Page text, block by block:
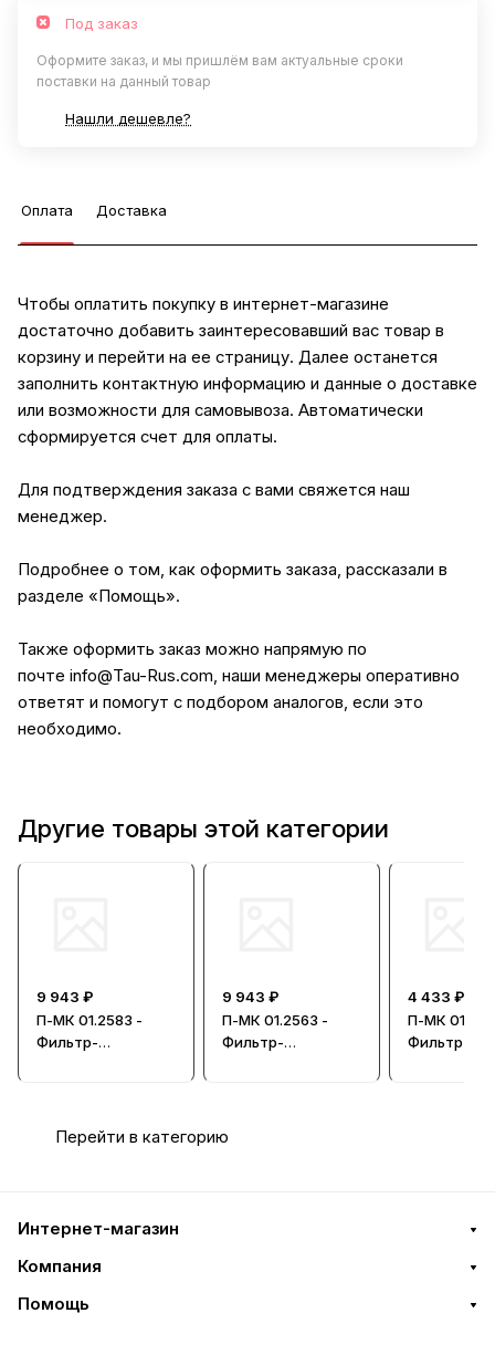
Под заказ
Оформите заказ, и мы пришлём вам актуальные сроки
поставки на данный товар
Нашли дешевле?
Оплата Доставка
Чтобы оплатить покупку в интернет-магазине
достаточно добавить заинтересовавший вас товар в
корзину и перейти на ее страницу. Далее останется
заполнить контактную информацию и данные о доставке
или возможности для самовывоза. Автоматически
сформируется счет для оплаты.
Для подтверждения заказа с вами свяжется наш
менеджер.
Подробнее о том, как оформить заказа, рассказали в
разделе «Помощь».
Также оформить заказ можно напрямую по
почте info@Tau-Rus.com, наши менеджеры оперативно
ответят и помогут с подбором аналогов, если это
необходимо.
Другие товары этой категории
9 943 ₽
П-МК 01.2583 -
Фильтр-
9 943 ₽
П-МК 01.2563 -
Фильтр-
4 433 ₽
П-МК
Фильтр-
Перейти в категорию
Интернет-магазин
Компания
Помощь